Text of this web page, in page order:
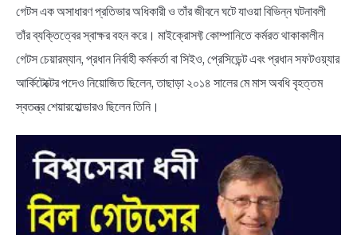
BENGALI LYRICS
BENGALI NAMES
BENGALI STORIES
গেটস এক অসাধারণ প্রতিভার অধিকারী ও তাঁর জীবনে ঘটে যাওয়া বিভিন্ন ঘটনাবলী
তাঁর ব্যক্তিত্বের স্বাক্ষর বহন করে। মাইক্রোসফ্ট কোম্পানিতে কর্মরত থাকাকালীন
গেটস চেয়ারম্যান, প্রধান নির্বাহী কর্মকর্তা বা সিইও, প্রেসিডেন্ট এবং প্রধান সফটওয়্যার
আর্কিটেক্টের পদেও নিয়োজিত ছিলেন, তাছাড়া ২০১৪ সালের মে মাস অবধি বৃহত্তম
স্বতন্ত্র শেয়ারহোল্ডারও ছিলেন তিনি।